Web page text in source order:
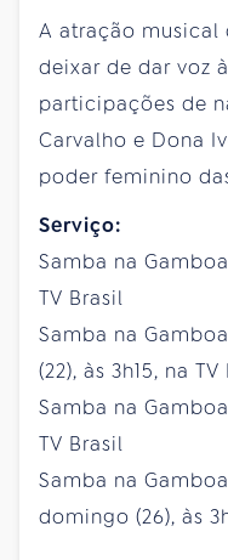
A atração musical
deixar de dar voz
participações de
Carvalho e Dona
poder feminino
Serviço:
Samba na
TV Brasil
Samba na
(22), às 3h15, na
Samba na
TV Brasil
Samba na
domingo (26), às